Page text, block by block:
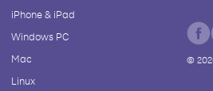
iPhone & iPad
Windows PC
Mac
Linux
©